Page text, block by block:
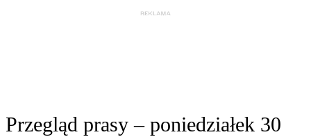
Przegląd prasy – poniedziałek 30